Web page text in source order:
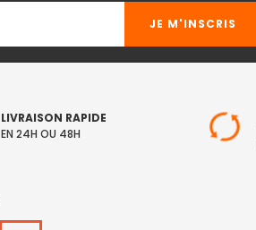
LIVRAISON RAPIDE
EN 24H OU 48H